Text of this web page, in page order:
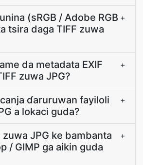
(sRGB / Adobe RGB
tsira daga TIFF zuwa
+
da metadata EXIF
zuwa JPG?
+
ɗaruruwan fayiloli
a lokaci guda?
+
zuwa JPG ke bambanta
/ GIMP ga aikin guda
+